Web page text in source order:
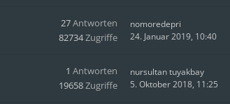
27Antworten
82734Zugriffe
nomoredepri
24. Januar 2019, 10:40
1 Antworten
19658Zugriffe
nursultan tuyakbay
5. Oktober 2018, 11:25